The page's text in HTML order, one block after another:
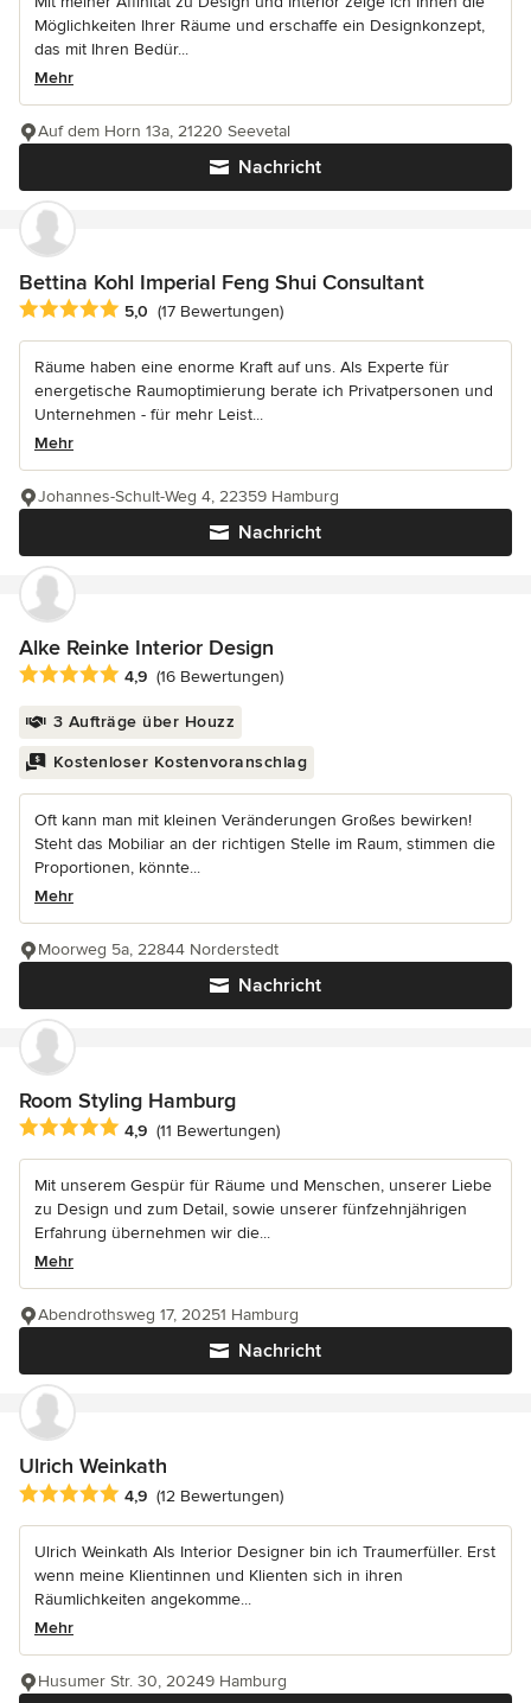
Möglichkeiten Ihrer Räume und erschaffe ein Designkonzept,
das mit Ihren Bedür...
Mehr
Nachricht
Auf dem Horn 13a, 21220 Seevetal
Bettina Kohl Imperial Feng Shui Consultant
Durchschnittliche Bewertung: 5 von 5 Sternen
5,0 (17 Bewertungen)
Räume haben eine enorme Kraft auf uns. Als Experte für
energetische Raumoptimierung berate ich Privatpersonen und
Unternehmen - für mehr Leist...
Mehr
Nachricht
Johannes-Schult-Weg 4, 22359 Hamburg
Alke Reinke Interior Design
Durchschnittliche Bewertung: 4.9 von 5 Sternen
4,9 (16 Bewertungen)
3 Aufträge über Houzz
Kostenloser Kostenvoranschlag
Oft kann man mit kleinen Veränderungen Großes bewirken!
Steht das Mobiliar an der richtigen Stelle im Raum, stimmen die
Proportionen, könnte...
Mehr
Nachricht
Moorweg 5a, 22844 Norderstedt
Room Styling Hamburg
Durchschnittliche Bewertung: 4.9 von 5 Sternen
4,9 (11 Bewertungen)
Mit unserem Gespür für Räume und Menschen, unserer Liebe
zu Design und zum Detail, sowie unserer fünfzehnjährigen
Erfahrung übernehmen wir die...
Mehr
Nachricht
Abendrothsweg 17, 20251 Hamburg
Ulrich Weinkath
Durchschnittliche Bewertung: 4.9 von 5 Sternen
4,9 (12 Bewertungen)
Ulrich Weinkath Als Interior Designer bin ich Traumerfüller. Erst
wenn meine Klientinnen und Klienten sich in ihren
Räumlichkeiten angekomme...
Mehr
Husumer Str. 30, 20249 Hamburg